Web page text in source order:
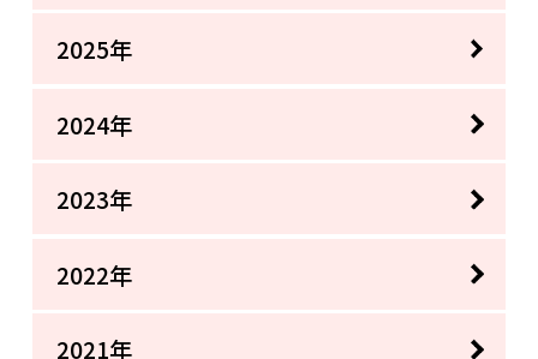
2025年
2024年
2023年
2022年
2021年